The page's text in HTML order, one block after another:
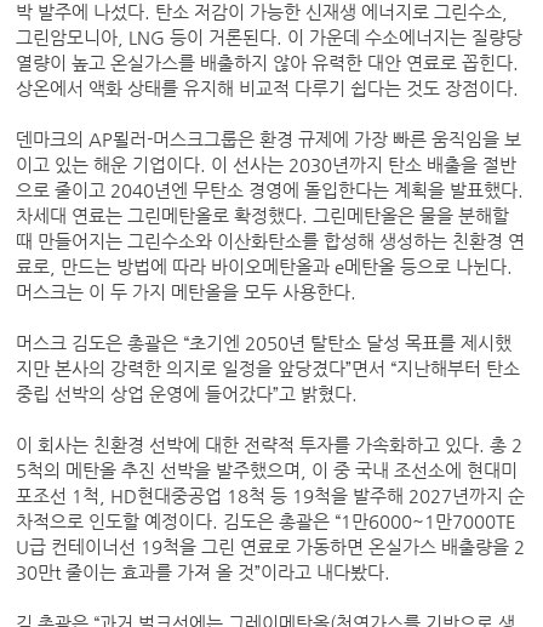
박 발주에 나섰다. 탄소 저감이 가능한 신재생 에너지로 그린수소,
그린암모니아, LNG 등이 거론된다. 이 가운데 수소에너지는 질량당
열량이 높고 온실가스를 배출하지 않아 유력한 대안 연료로 꼽힌다.
상온에서 액화 상태를 유지해 비교적 다루기 쉽다는 것도 장점이다.
덴마크의 AP묄러-머스크그룹은 환경 규제에 가장 빠른 움직임을 보
이고 있는 해운 기업이다. 이 선사는 2030년까지 탄소 배출을 절반
으로 줄이고 2040년엔 무탄소 경영에 돌입한다는 계획을 발표했다.
차세대 연료는 그린메탄올로 확정했다. 그린메탄올은 물을 분해할
때 만들어지는 그린수소와 이산화탄소를 합성해 생성하는 친환경 연
료로, 만드는 방법에 따라 바이오메탄올과 e메탄올 등으로 나뉜다.
머스크는 이 두 가지 메탄올을 모두 사용한다.
머스크 김도은 총괄은 “초기엔 2050년 탈탄소 달성 목표를 제시했
지만 본사의 강력한 의지로 일정을 앞당겼다”면서 “지난해부터 탄소
중립 선박의 상업 운영에 들어갔다”고 밝혔다.
이 회사는 친환경 선박에 대한 전략적 투자를 가속화하고 있다. 총 2
5척의 메탄올 추진 선박을 발주했으며, 이 중 국내 조선소에 현대미
포조선 1척, HD현대중공업 18척 등 19척을 발주해 2027년까지 순
차적으로 인도할 예정이다. 김도은 총괄은 “1만6000~1만7000TE
U급 컨테이너선 19척을 그린 연료로 가동하면 온실가스 배출량을 2
30만t 줄이는 효과를 가져 올 것”이라고 내다봤다.